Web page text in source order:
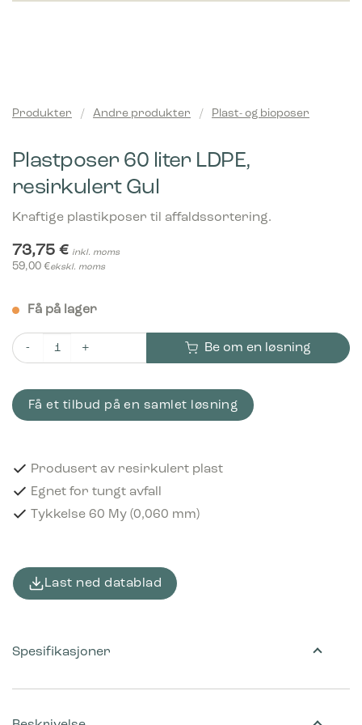
Produkter / Andre produkter / Plast- og bioposer
Plastposer 60 liter LDPE,
resirkulert Gul
Kraftige plastikposer til affaldssortering.
73,75 € inkl. moms
59,00 €ekskl. moms
Få på lager
Plastposer 60 liter LDPE, resirkulert Gul antall
Be om en løsning
Få et tilbud på en samlet løsning
Produsert av resirkulert plast
Egnet for tungt avfall
Tykkelse 60 My (0,060 mm)
Last ned datablad
Spesifikasjoner